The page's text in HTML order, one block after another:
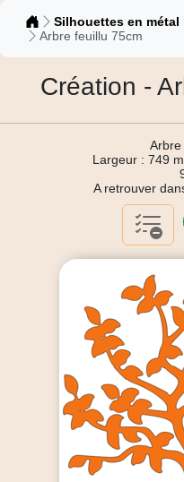
Catalogue
Silhouettes en métal
Arbre feuillu 75cm
Création -
Arbre
Largeur : 749
A retrouver